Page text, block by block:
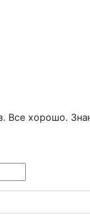
Все хорошо.